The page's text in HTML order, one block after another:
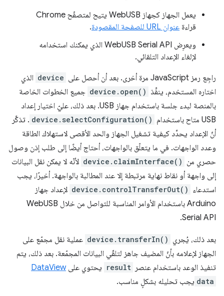
يعمل الجهاز كجهاز WebUSB يتيح لمتصفّح Chrome
قراءة عنوان URL للصفحة المقصودة
.
ويعرِض WebUSB Serial API الذي يمكنك استخدامه
لإلغاء الإعداد التلقائي.
راجِع رمز JavaScript مرة أخرى. بعد أن أحصل على device الذي
اختاره المستخدم، ينفِّذ device.open() جميع الخطوات الخاصة
بالمنصة لبدء جلسة باستخدام جهاز USB. بعد ذلك، عليّ اختيار إعداد
USB متاح باستخدام
device.selectConfiguration() . تذكَّر
أنّ الإعداد يحدِّد كيفية تشغيل الجهاز والحد الأقصى لاستهلاك الطاقة
وعدد الواجهات. في ما يتعلّق بالواجهات، أحتاج أيضًا إلى طلب إذن وصول
حصري من device.claimInterface() لأنّه لا يمكن نقل البيانات
إلى واجهة أو نقاط نهاية مرتبطة إلا عند المطالبة بالواجهة. أخيرًا، يجب
استدعاء device.controlTransferOut() لإعداد جهاز
Arduino باستخدام الأوامر المناسبة للتواصل من خلال WebUSB
Serial API.
بعد ذلك، يُجري device.transferIn() عملية نقل مجمّع على
الجهاز لإعلامه بأنّ المضيف جاهز لتلقّي البيانات المجمّعة. بعد ذلك، يتم
تنفيذ الوعد باستخدام عنصر result يحتوي علىDataView
data يجب تحليله بشكلٍ مناسب.